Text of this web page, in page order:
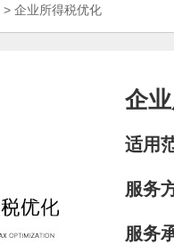
> 企业所得税优化
企
适用
服务
服务